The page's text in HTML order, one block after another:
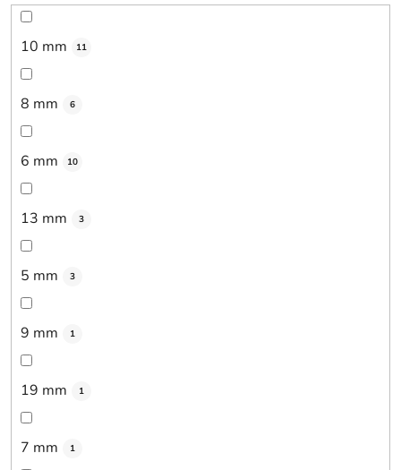
10 mm 11
8 mm 6
6 mm 10
13 mm 3
5 mm 3
9 mm 1
19 mm 1
7 mm 1